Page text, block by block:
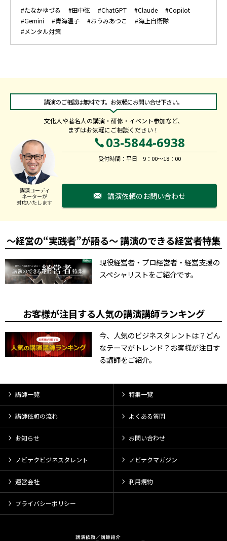
#たなかゆづる #田中弦 #ChatGPT #Claude
#Copilot
#Gemini
#青海温子 #おうみあつこ
#海上自衛隊
#メンタル対策
講演のご相談は無料です。お気軽にお問い合せ下さい。
文化人や著名人の講演・研修・イベント参加など、
まずはお気軽にご相談ください！
講演コーディ
ネーターが
対応いたします
03-5844-6938
受付時間：平日 9：00～18：00
講演依頼のお問い合わせ
～経営の“実践者”が語る～ 講演のできる経営者特集
現役経営者・プロ経営者・経営支援の
スペシャリストをご紹介です。
お客様が注目する人気の講演講師ランキング
今、人気のビジネスタレントは？どん
なテーマがトレンド？お客様が注目す
る講師をご紹介。
講師一覧 特集一覧
講師依頼の流れ よくある質問
お知らせ お問い合わせ
ノビテクビジネスタレント ノビテクマガジン
運営会社 利用規約
プライバシーポリシー